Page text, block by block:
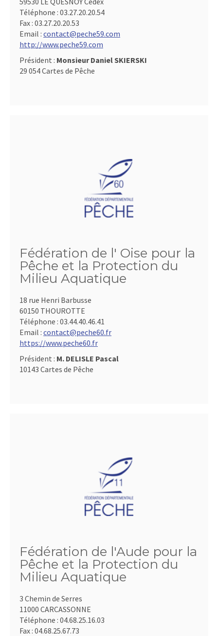
Téléphone : 03.27.20.20.54
Fax : 03.27.20.20.53
Email : contact@peche59.com
http://www.peche59.com
Président : Monsieur Daniel SKIERSKI
29 054 Cartes de Pêche
Fédération de l' Oise pour la
Pêche et la Protection du
Milieu Aquatique
18 rue Henri Barbusse
60150 THOUROTTE
Téléphone : 03.44.40.46.41
Email : contact@peche60.fr
https://www.peche60.fr
Président : M. DELISLE Pascal
10143 Cartes de Pêche
Fédération de l'Aude pour la
Pêche et la Protection du
Milieu Aquatique
3 Chemin de Serres
11000 CARCASSONNE
Téléphone : 04.68.25.16.03
Fax : 04.68.25.67.73